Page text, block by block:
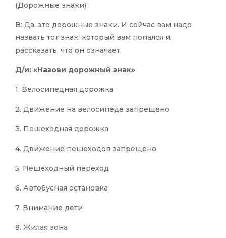
(Дорожные знаки)
В: Да, это дорожные знаки. И сейчас вам надо
назвать тот знак, который вам попался и
рассказать, что он означает.
Д/и: «Назови дорожный знак»
1. Велосипедная дорожка
2. Движение на велосипеде запрещено
3. Пешеходная дорожка
4. Движение пешеходов запрещено
5. Пешеходный переход
6. Автобусная остановка
7. Внимание дети
8. Жилая зона